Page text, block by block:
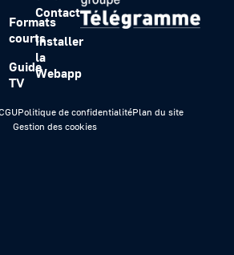
Formats
courts
Guide
TV
Contact
Installer
la
Webapp
Politique de confidentialitéPlan du site
Gestion des cookies